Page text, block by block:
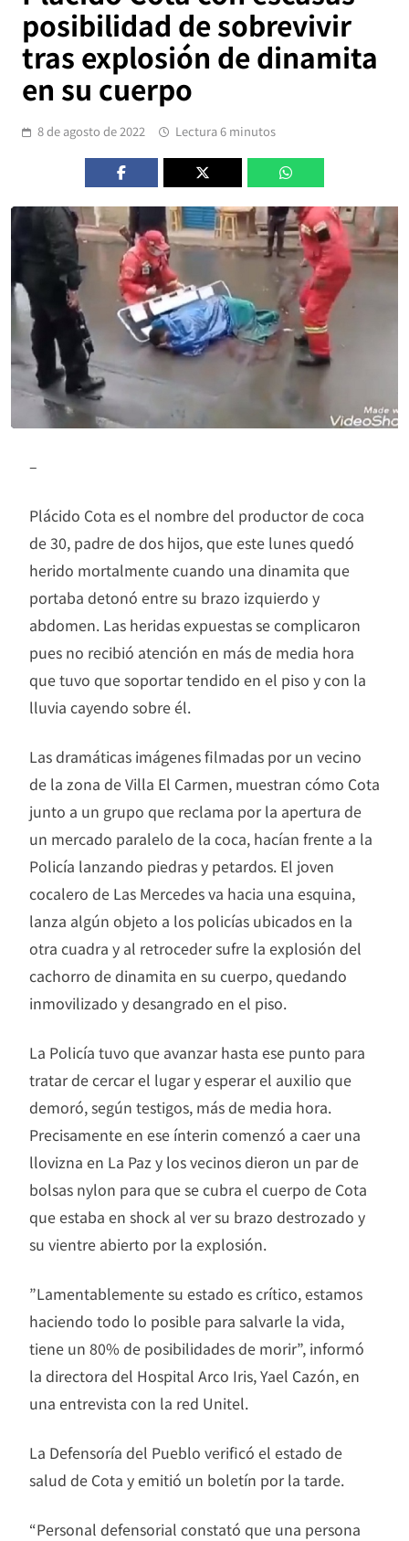
posibilidad de sobrevivir
tras explosión de dinamita
en su cuerpo
8 de agosto de 2022 Lectura 6 minutos
–
Plácido Cota es el nombre del productor de coca
de 30, padre de dos hijos, que este lunes quedó
herido mortalmente cuando una dinamita que
portaba detonó entre su brazo izquierdo y
abdomen. Las heridas expuestas se complicaron
pues no recibió atención en más de media hora
que tuvo que soportar tendido en el piso y con la
lluvia cayendo sobre él.
Las dramáticas imágenes filmadas por un vecino
de la zona de Villa El Carmen, muestran cómo Cota
junto a un grupo que reclama por la apertura de
un mercado paralelo de la coca, hacían frente a la
Policía lanzando piedras y petardos. El joven
cocalero de Las Mercedes va hacia una esquina,
lanza algún objeto a los policías ubicados en la
otra cuadra y al retroceder sufre la explosión del
cachorro de dinamita en su cuerpo, quedando
inmovilizado y desangrado en el piso.
La Policía tuvo que avanzar hasta ese punto para
tratar de cercar el lugar y esperar el auxilio que
demoró, según testigos, más de media hora.
Precisamente en ese ínterin comenzó a caer una
llovizna en La Paz y los vecinos dieron un par de
bolsas nylon para que se cubra el cuerpo de Cota
que estaba en shock al ver su brazo destrozado y
su vientre abierto por la explosión.
”Lamentablemente su estado es crítico, estamos
haciendo todo lo posible para salvarle la vida,
tiene un 80% de posibilidades de morir”, informó
la directora del Hospital Arco Iris, Yael Cazón, en
una entrevista con la red Unitel.
La Defensoría del Pueblo verificó el estado de
salud de Cota y emitió un boletín por la tarde.
“Personal defensorial constató que una persona